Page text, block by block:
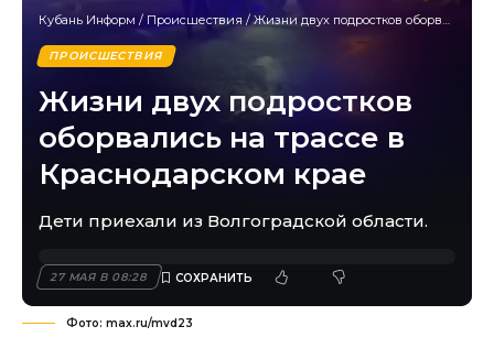
Кубань Информ / Происшествия /Жизни двух подростков оборвались на трассе в Краснодарском крае
ПРОИСШЕСТВИЯ
Жизни двух подростков
оборвались на трассе в
Краснодарском крае
Дети приехали из Волгоградской области.
27 МАЯ В 08:28
Фото: max.ru/mvd23